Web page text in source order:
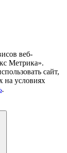
веб-
Метрика».
сайт,
на условиях
.